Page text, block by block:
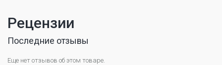
Рецензии
Последние отзывы
Еще нет отзывов об этом товаре.